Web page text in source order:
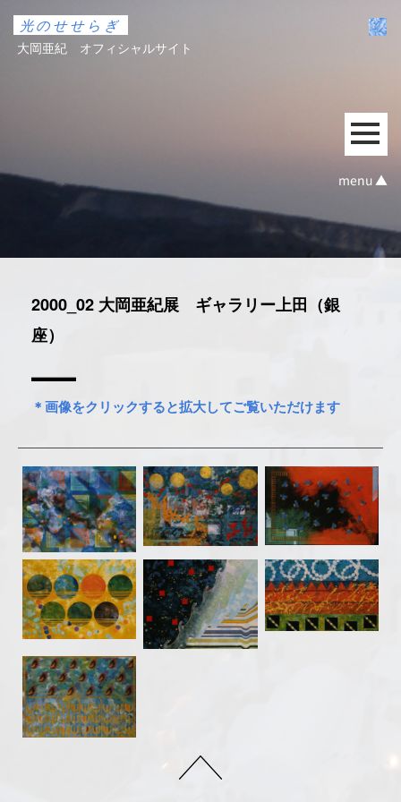
光のせせらぎ
大岡亜紀 オフィシャルサイト
menu ▲
2000_02 大岡亜紀展 ギャラリー上田（銀
座）
＊画像をクリックすると拡大してご覧いただけます